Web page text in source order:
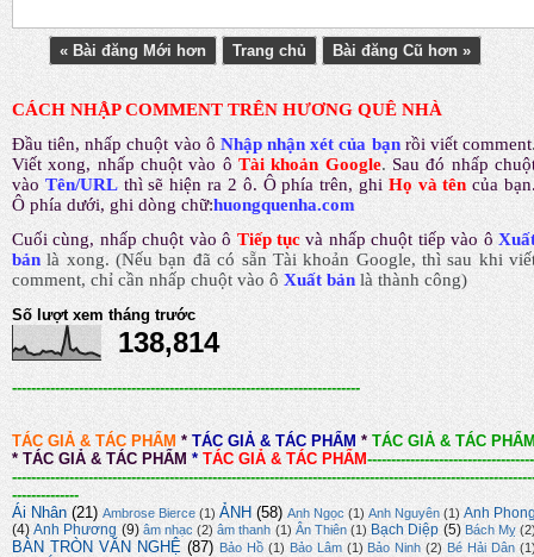
« Bài đăng Mới hơn Trang chủ Bài đăng Cũ hơn »
CÁCH NHẬP COMMENT TRÊN HƯƠNG QUÊ NHÀ
Đầu tiên, nhấp chuột vào ô Nhập nhận xét của bạn rồi viết comment
Viết xong, nhấp chuột vào ô Tài khoản Google. Sau đó nhấp
vào Tên/URL thì sẽ hiện ra 2 ô. Ô phía trên, ghi Họ và tên của
Ô phía dưới, ghi dòng chữ:huongquenha.com
Cuối cùng, nhấp chuột vào ô Tiếp tục và nhấp chuột tiếp vào ô
bản là xong.(Nếu bạn đã có sẵn Tài khoản Google, thì sau khi
comment, chỉ cần nhấp chuột vào ô Xuất bản là thành công)
Số lượt xem tháng trước
138,814
-------------------------------------------------------------------------
TÁC GIẢ & TÁC PHẨM * TÁC GIẢ & TÁC PHẨM * TÁC GIẢ & TÁC
* TÁC GIẢ & TÁC PHẨM * TÁC GIẢ & TÁC PHẨM-----------------------------------
--------------
Ái Nhân (21) Ambrose Bierce (1) ẢNH (58) Anh Ngọc (1) Anh Nguyên (1) Anh
(4) Anh Phương (9) âm nhạc (2) âm thanh (1) Ân Thiên (1) Bạch Diệp (5) Bách Mỵ
BÀN TRÒN VĂN NGHỆ (87) Bảo Hồ (1) Bảo Lâm (1) Bảo Ninh (2) Bé Hải Dân